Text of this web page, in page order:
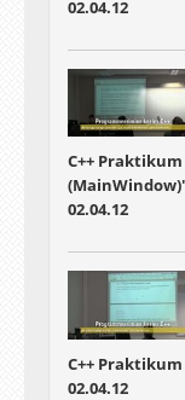
02.04.12
C++
02.04.12
C++
02.04.12